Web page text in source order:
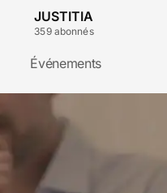
JUSTITIA
359 abonnés
Événements